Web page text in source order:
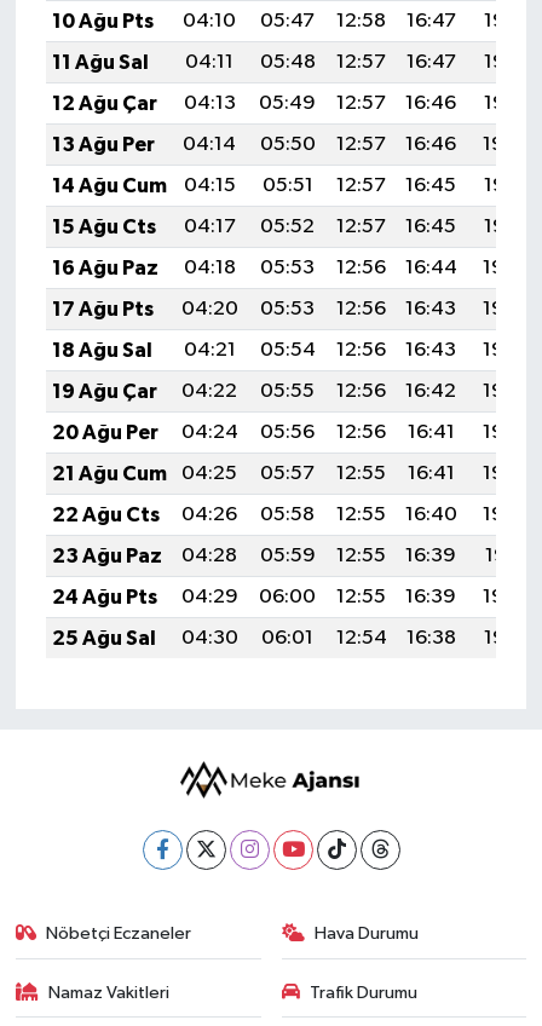
10 Ağu Pts
04:10 05:47 12:58 16:47
19:58
11 Ağu Sal
04:11 05:48 12:57 16:47
19:57
12 Ağu Çar
04:13 05:49 12:57 16:46
19:56
13 Ağu Per
04:14 05:50 12:57 16:46
19:54
14 Ağu Cum
04:15 05:51 12:57 16:45
19:53
15 Ağu Cts
04:17 05:52 12:57 16:45
19:52
16 Ağu Paz
04:18 05:53 12:56 16:44
19:50
17 Ağu Pts
04:20 05:53 12:56 16:43
19:49
18 Ağu Sal
04:21 05:54 12:56 16:43
19:48
19 Ağu Çar
04:22 05:55 12:56 16:42
19:46
20 Ağu Per
04:24 05:56 12:56 16:41
19:45
21 Ağu Cum
04:25 05:57 12:55 16:41
19:43
22 Ağu Cts
04:26 05:58 12:55 16:40
19:42
23 Ağu Paz
04:28 05:59 12:55 16:39
19:41
24 Ağu Pts
04:29 06:00 12:55 16:39
19:39
25 Ağu Sal
04:30 06:01 12:54 16:38 19:38
Nöbetçi Eczaneler Hava Durumu
Namaz Vakitleri Trafik Durumu